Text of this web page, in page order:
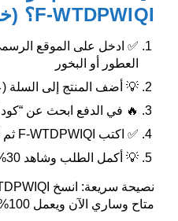
F-WTDPWIQI؟ (خطوات بسيطة)
✅ ادخل على الموقع
العطور أو البخور
💡 أضف المنتج إلى
🔥 في الدفع ابحث عن
✅ اكتب F-WTDPWIQI ثم
💡 أكمل الطلب وشاهد 30% يُخصم!
نصيحة سريعة: انسخ
متاح وساري الآن ويعمل 100%.